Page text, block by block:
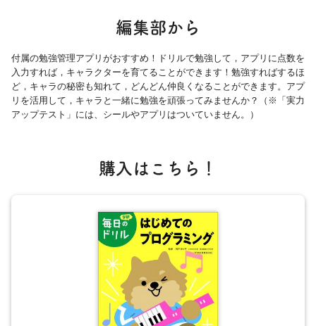
どの じゅんに のせた? 2
みちを すすもう
すすみかたを かこう
チャレンジ じゅんに たどって
どんな くりかえし? 1
ルールを すいりしよう
すすみかたの きまり
天気ごとの きまり
かいものの きまり
じどうはんばいきの きまり
編集部から
付属の勉強管理アプリがおすすめ！ドリルで勉強して，アプリに点数を
入力すれば，キャラクターを育てることができます！勉強すればするほ
ど，キャラの秘密も知れて，どんどん仲良くなることができます。アプ
リを活用して，キャラと一緒に勉強を頑張ってみませんか？（※「実力
アップテスト」には、シールやアプリはついていません。）
購入はこちら！